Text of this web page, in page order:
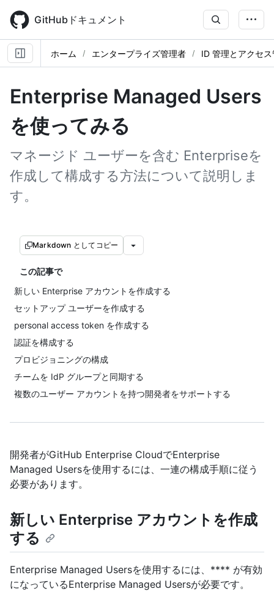
main
content
GitHubドキュメント
ホーム エンタープライズ管理者 ID 管理とアクセ
Enterprise Managed Users
を使ってみる
マネージド ユーザーを含む Enterpriseを
作成して構成する方法について説明しま
す。
Markdown としてコピー
この記事で
新しい Enterprise アカウントを作成する
セットアップ ユーザーを作成する
personal access token を作成する
認証を構成する
プロビジョニングの構成
チームを IdP グループと同期する
複数のユーザー アカウントを持つ開発者をサポートする
開発者がGitHub Enterprise CloudでEnterprise
Managed Usersを使用するには、一連の構成手順に従う
必要があります。
新しい Enterprise アカウントを作成
する
Enterprise Managed Usersを使用するには、**** が有効
になっているEnterprise Managed Usersが必要です。